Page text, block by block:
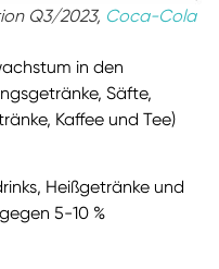
Q3/2023, Coca-Cola
in den
Säfte,
Kaffee und Tee)
Heißgetränke und
5-10 %